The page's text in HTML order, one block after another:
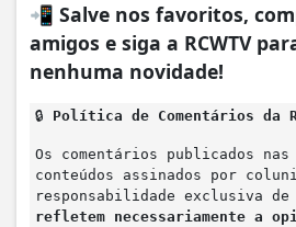
📲 Salve nos favoritos,
amigos e siga a RCWTV
nenhuma novidade!
🔒 Política de Comentários da
Os comentários publicados
conteúdos assinados por
responsabilidade exclusiva
refletem necessariamente a